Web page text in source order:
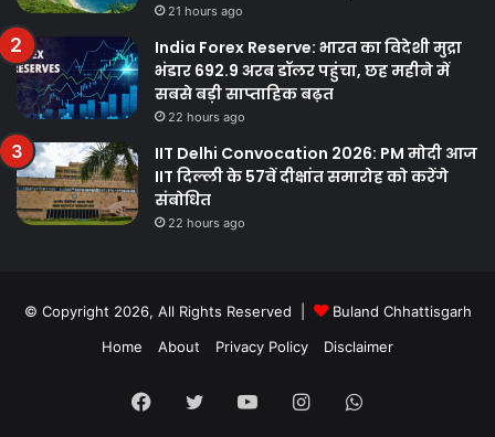
21 hours ago
India Forex Reserve: भारत का विदेशी मुद्रा
भंडार 692.9 अरब डॉलर पहुंचा, छह महीने में
सबसे बड़ी साप्ताहिक बढ़त
22 hours ago
IIT Delhi Convocation 2026: PM मोदी आज
IIT दिल्ली के 57वें दीक्षांत समारोह को करेंगे
संबोधित
22 hours ago
© Copyright 2026, All Rights Reserved |
Buland Chhattisgarh
Home
About Privacy Policy Disclaimer
Facebook
Twitter YouTubeInstagramWhatsApp